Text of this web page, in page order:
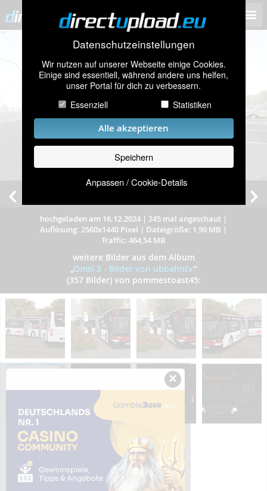
Datenschutzeinstellungen
Wir nutzen auf unserer Webseite einige Cookies.
Einige sind essentiell, während andere uns helfen,
unser Portal für dich zu verbessern.
Essenziell
Statistiken
Alle akzeptieren
Speichern
Anpassen / Cookie-Details
KI-CQ 53 auf der Krummenaaber I51
hochgeladen am 16.12.2024 | 245 mal angeschaut |
Auflösung: 2560x1440 Pixel | Dateigröße: 1,90 MB |
Traffic: 464,54 MB
weitere Bilder aus dem Album
„Omsi 2 - Bilder von ubbahntv”
(357 Bilder) von pommestoast45:
×